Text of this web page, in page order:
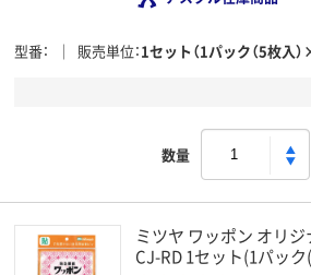
型番 販売単位 1セット（1パック（5枚入）
数量
ミツヤ ワッポン オリ
CJ-RD 1セット(1パッ